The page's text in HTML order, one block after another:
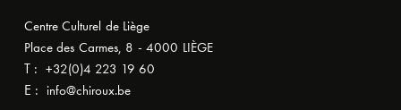
Centre Culturel de Liège
Place des Carmes, 8 - 4000 LIÈGE
T : +32(0)4 223 19 60
E : info@chiroux.be